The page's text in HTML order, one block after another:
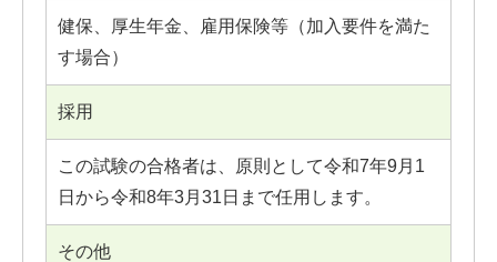
健保、厚生年金、雇用保険等（加入要件を満た
す場合）
採用
この試験の合格者は、原則として令和7年9月1
日から令和8年3月31日まで任用します。
その他